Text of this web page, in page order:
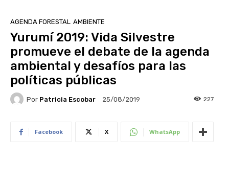
AGENDA FORESTAL AMBIENTE
Yurumí 2019: Vida Silvestre
promueve el debate de la agenda
ambiental y desafíos para las
políticas públicas
Por Patricia Escobar 25/08/2019 227
Facebook X WhatsApp